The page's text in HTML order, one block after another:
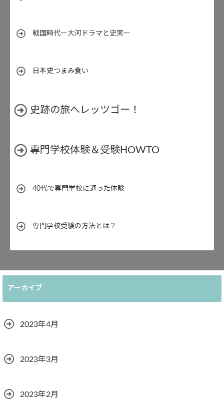
戦国時代ー大河ドラマと史実ー
日本史つまみ食い
史跡の旅へレッツゴー！
專門学校体験＆受験HOWTO
40代で専門学校に通った体験
専門学校受験の方法とは？
アーカイブ
2023年4月
2023年3月
2023年2月